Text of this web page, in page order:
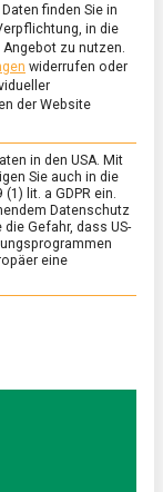
mit
genug,
Getränk
finden Sie in
in die
zu nutzen.
widerrufen oder
der Website
in den USA. Mit
Sie auch in die
lit. a GDPR ein.
Datenschutz
Gefahr, dass US-
eine
für die eine